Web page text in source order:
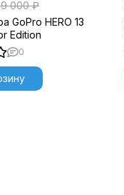
000 ₽
GoPro HERO 13
Edition
0